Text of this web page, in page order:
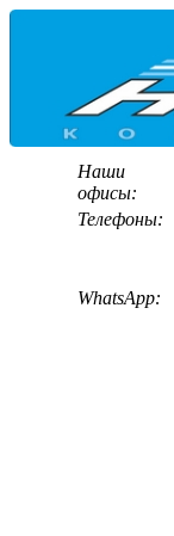
Наши
офисы:
Телефоны:
WhatsApp: